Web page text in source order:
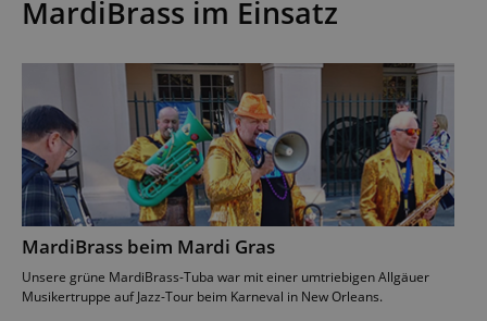
MardiBrass im Einsatz
MardiBrass beim Mardi Gras
Unsere grüne MardiBrass-Tuba war mit einer umtriebigen Allgäuer
Musikertruppe auf Jazz-Tour beim Karneval in New Orleans.
assistant for
a given end
clicked, on
which page
he was the
last time,
etc.).
Google-
Datenschutzerklärung